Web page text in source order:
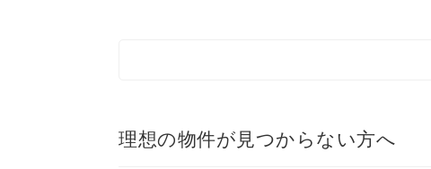
理想の物件が見つからない方へ